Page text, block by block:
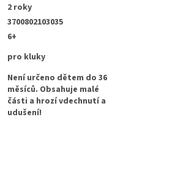
2 roky
3700802103035
6+
pro kluky
Není určeno dětem do 36
měsíců. Obsahuje malé
části a hrozí vdechnutí a
udušení!